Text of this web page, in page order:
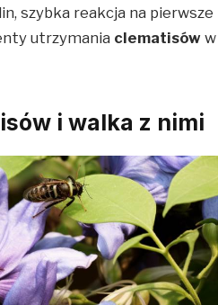
szybka reakcja na pierwsze
utrzymania clematisów w
i walka z nimi